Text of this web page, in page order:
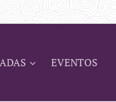
EVENTOS